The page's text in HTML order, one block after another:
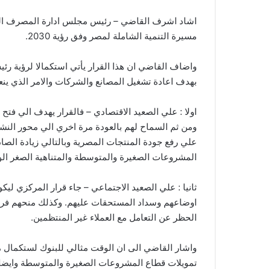
اشاد اشرف القاضي – رئيس مجلس ادارة المصرف
مسيرة التنمية الشاملة لمصر وفق رؤية 2030.
واضاف القاضي ان هذا القرار يأتي استكمالا لرؤية
بهدف اعادة تشغيل المصانع والشركات والامر الذي
اولا : علي الصعيد الاقتصادي – فالقرار يهدف الي
ومن ثم السماح لهم بالعودة مرة اخري الي محور
علي رفع جودة المنتجات المصرية وبالتالي زيادة
المشروعات الصغيرة والمتوسطة والمتناهية الصغر
ثانيا : علي الصعيد الاجتماعي – جاء قرار المركزي
اوضاعهم وسداد المستحقات عليهم. وكذلك منحهم
الحظر عن التعامل مع العملاء غير المنتظمين.
واشار القاضي الى ان الوقت مثالي للبنوك
تمويلات قطاع المشروعات الصغيرة والمتوسطة